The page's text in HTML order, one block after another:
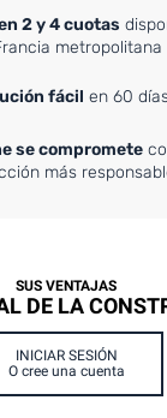
2 y 4 cuotas
metropolitana
fácil en 60
se compromete
más
SUS VENTAJAS
DE LA
INICIAR SESIÓN
O cree una cuenta